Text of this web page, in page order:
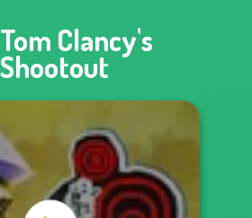
Tom Clancy's
Shootout